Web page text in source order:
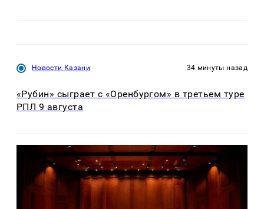
Новости Казани 34 минуты назад
«Рубин» сыграет с «Оренбургом» в третьем туре
РПЛ 9 августа